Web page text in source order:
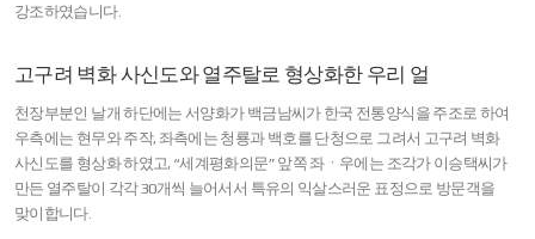
강조하였습니다.
고구려 벽화 사신도와 열주탈로 형상화한 우리 얼
천장부분인 날개 하단에는 서양화가 백금남씨가 한국 전통양식을 주조로 하여
우측에는 현무와 주작, 좌측에는 청룡과 백호를 단청으로 그려서 고구려 벽화
사신도를 형상화 하였고, “세계평화의문” 앞쪽 좌ㆍ우에는 조각가 이승택씨가
만든 열주탈이 각각 30개씩 늘어서서 특유의 익살스러운 표정으로 방문객을
맞이합니다.